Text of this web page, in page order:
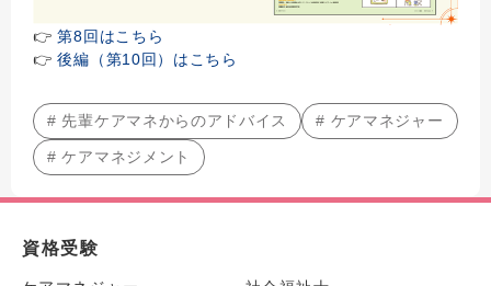
👉第8回はこちら
👉後編（第10回）はこちら
# 先輩ケアマネからのアドバイス # ケアマネジャー
# ケアマネジメント
資格受験